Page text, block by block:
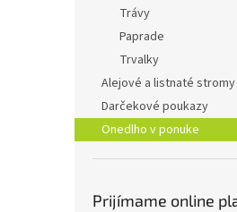
Trávy
Paprade
Trvalky
Alejové a listnaté stromy
Darčekové poukazy
Onedlho v ponuke
Prijímame online